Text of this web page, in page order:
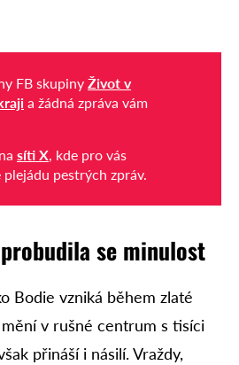
FB skupiny Život v
a žádná zpráva vám
síti X, kde pro vás
pestrých zpráv.
se minulost
Bodie vzniká během zlaté
v rušné centrum s tisíci
přináší i násilí. Vraždy,